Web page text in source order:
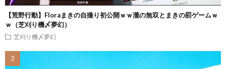
【荒野行動】Floraまきの自撮り初公開ｗｗ瀧の無双とまきの罰ゲームｗ
ｗ（芝刈り機〆夢幻）
芝刈り機〆夢幻